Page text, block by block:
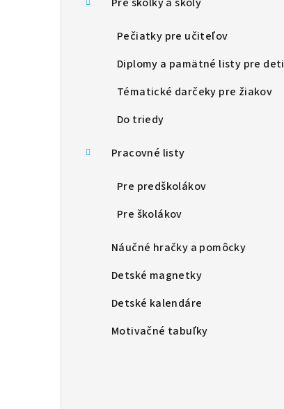
Pečiatky pre učiteľov
Diplomy a pamätné listy pre deti
Tématické darčeky pre žiakov
Do triedy
Pracovné listy
Pre predškolákov
Pre školákov
Náučné hračky a pomôcky
Detské magnetky
Detské kalendáre
Motivačné tabuľky